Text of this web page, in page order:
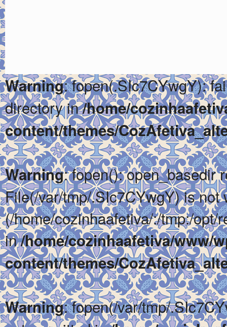
Warning: fopen(.SIc7CYwgY):
directory in/home/
content/themes/
Warning: fopen(): open_basedir
File(/var/tmp/.SIc7CYwgY) is
(/home/cozinhaafetiva/:/tmp:/
in/home/cozinhaafetiva/www/
content/themes/
Warning: fopen(/var/tmp/